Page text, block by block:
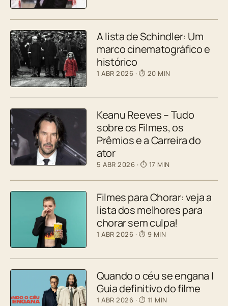
A lista de Schindler: Um
marco cinematográfico e
histórico
1 ABR 2026 · ⏱ 20 MIN
Keanu Reeves – Tudo
sobre os Filmes, os
Prêmios e a Carreira do
ator
5 ABR 2026 · ⏱ 17 MIN
Filmes para Chorar: veja a
lista dos melhores para
chorar sem culpa!
1 ABR 2026 · ⏱ 9 MIN
Quando o céu se engana |
Guia definitivo do filme
1 ABR 2026 · ⏱ 11 MIN